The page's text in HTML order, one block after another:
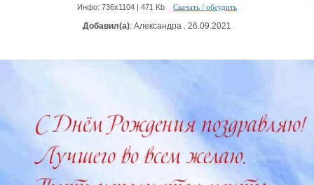
Инфо: 736х1104 | 471 Kb Скачать / обсудить
Добавил(а): Александра . 26.09.2021